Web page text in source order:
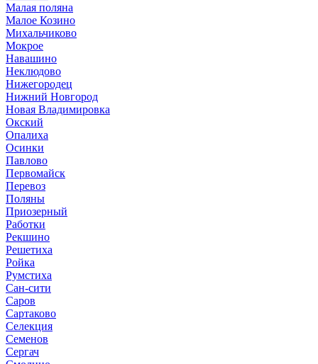
Малая поляна
Малое Козино
Михальчиково
Мокрое
Навашино
Неклюдово
Нижегородец
Нижний Новгород
Новая Владимировка
Окский
Опалиха
Осинки
Павлово
Первомайск
Перевоз
Поляны
Приозерный
Работки
Рекшино
Решетиха
Ройка
Румстиха
Сан-сити
Саров
Сартаково
Селекция
Семенов
Сергач